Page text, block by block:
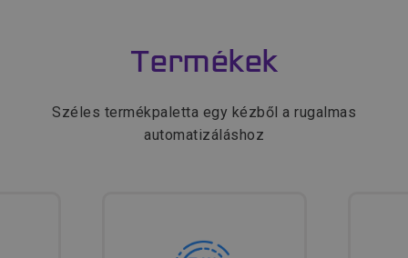
Termékek
Széles termékpaletta egy kézből a rugalmas
automatizáláshoz